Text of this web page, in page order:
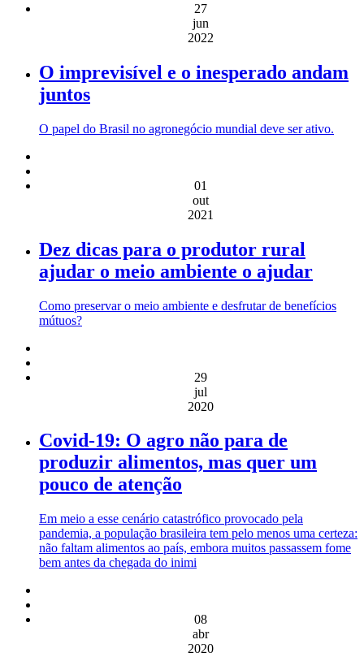
27
jun
2022
O imprevisível e o inesperado andam
juntos
O papel do Brasil no agronegócio mundial deve ser ativo.
01
out
2021
Dez dicas para o produtor rural
ajudar o meio ambiente o ajudar
Como preservar o meio ambiente e desfrutar de benefícios
mútuos?
29
jul
2020
Covid-19: O agro não para de
produzir alimentos, mas quer um
pouco de atenção
Em meio a esse cenário catastrófico provocado pela
pandemia, a população brasileira tem pelo menos uma certeza:
não faltam alimentos ao país, embora muitos passassem fome
bem antes da chegada do inimi
08
abr
2020